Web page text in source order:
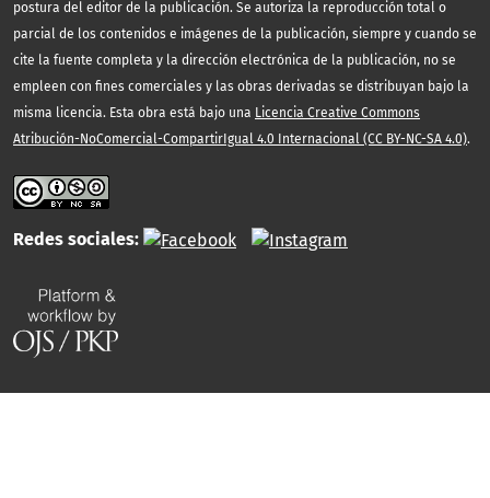
postura del editor de la publicación. Se autoriza la reproducción total o
parcial de los contenidos e imágenes de la publicación, siempre y cuando se
cite la fuente completa y la dirección electrónica de la publicación, no se
empleen con fines comerciales y las obras derivadas se distribuyan bajo la
misma licencia. Esta obra está bajo una Licencia Creative Commons
Atribución-NoComercial-CompartirIgual 4.0 Internacional (CC BY-NC-SA 4.0).
Redes sociales: